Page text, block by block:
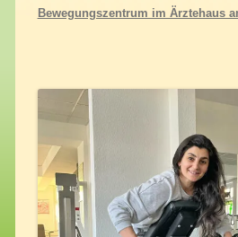
Bewegungszentrum im Ärztehaus